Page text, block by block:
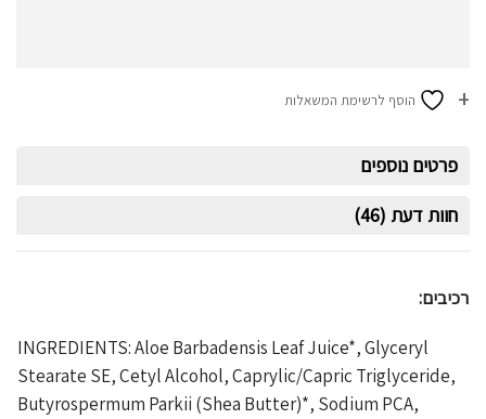
הוסף לרשימת המשאלות
פרטים נוספים
חוות דעת (46)
:רכיבים
INGREDIENTS: Aloe Barbadensis Leaf Juice*, Glyceryl
Stearate SE, Cetyl Alcohol, Caprylic/Capric Triglyceride,
Butyrospermum Parkii (Shea Butter)*, Sodium PCA,